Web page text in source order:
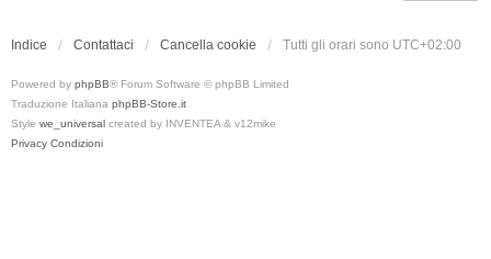
Indice Contattaci Cancella cookie Tutti gli orari sono UTC+02:00
Powered by phpBB® Forum Software © phpBB Limited
Traduzione Italiana phpBB-Store.it
Style we_universal created by INVENTEA & v12mike
Privacy Condizioni